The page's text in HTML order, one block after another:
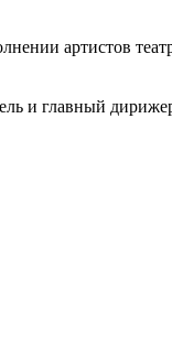
артистов
и главный